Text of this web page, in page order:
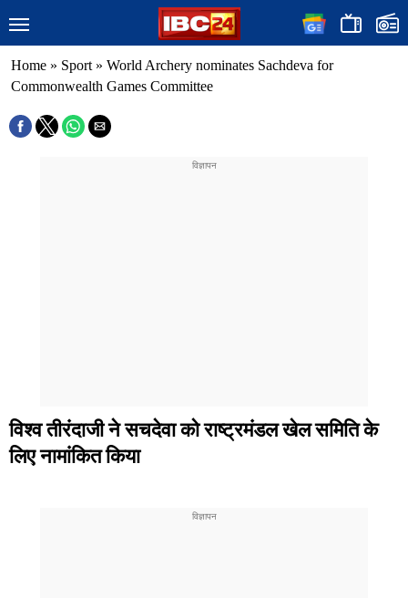
Home » Sport » World Archery nominates Sachdeva for
Commonwealth Games Committee
विश्व तीरंदाजी ने सचदेवा को राष्ट्रमंडल खेल समिति के
लिए नामांकित किया